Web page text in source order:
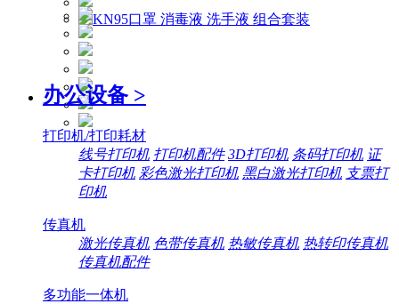
办公设备 >
打印机/打印耗材
线号打印机 打印机配件 3D打印机 条码打印机 证
卡打印机 彩色激光打印机 黑白激光打印机 支票打
印机
传真机
激光传真机 色带传真机 热敏传真机 热转印传真机
传真机配件
多功能一体机